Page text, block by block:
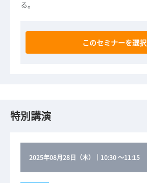
る。
このセミナーを選択
特別講演
2025年08月28日（木） ｜ 10:30～11:15